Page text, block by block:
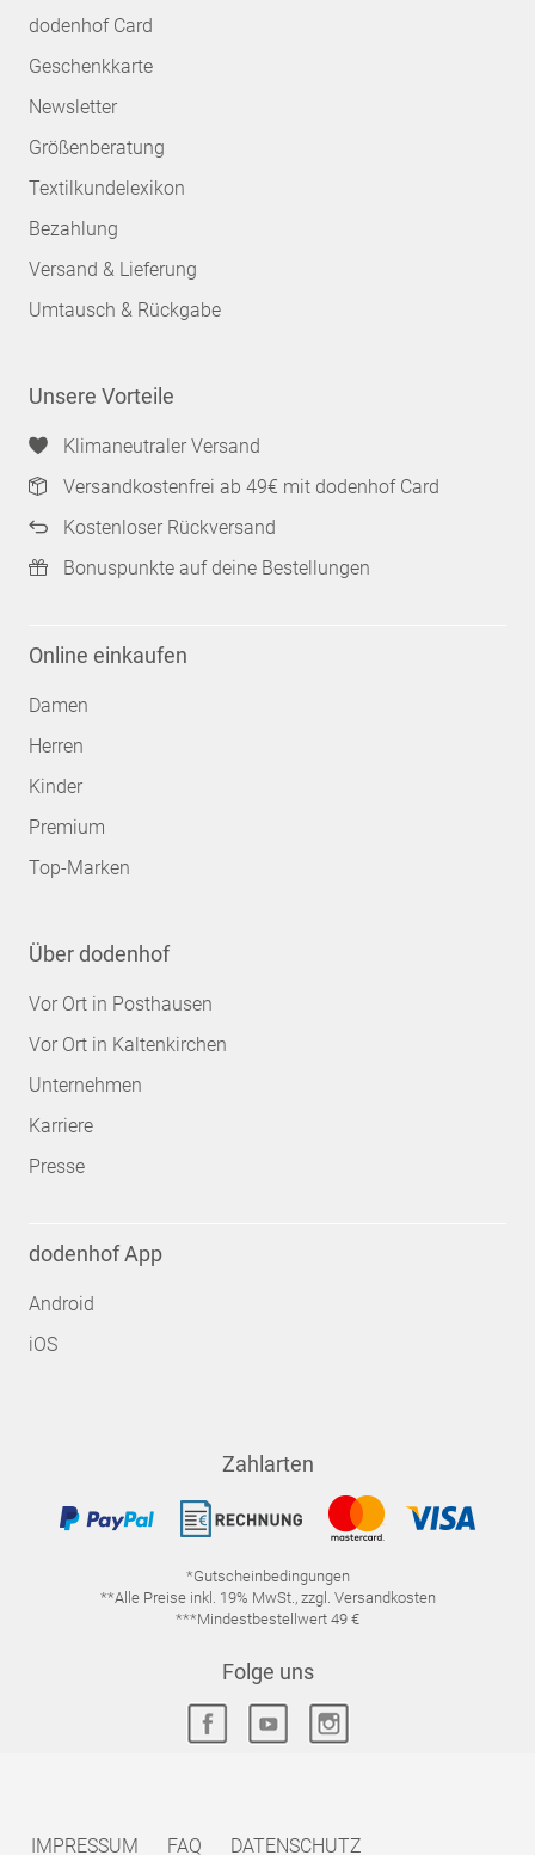
dodenhof Card
Geschenkkarte
Newsletter
Größenberatung
Textilkundelexikon
Bezahlung
Versand & Lieferung
Umtausch & Rückgabe
Unsere Vorteile
Klimaneutraler Versand
Versandkostenfrei ab 49€ mit dodenhof Card
Kostenloser Rückversand
Bonuspunkte auf deine Bestellungen
Online einkaufen
Damen
Herren
Kinder
Premium
Top-Marken
Über dodenhof
Vor Ort in Posthausen
Vor Ort in Kaltenkirchen
Unternehmen
Karriere
Presse
dodenhof App
Android
iOS
Zahlarten
*Gutscheinbedingungen
**Alle Preise inkl. 19% MwSt., zzgl. Versandkosten
***Mindestbestellwert 49 €
Folge uns
IMPRESSUM FAQ DATENSCHUTZ